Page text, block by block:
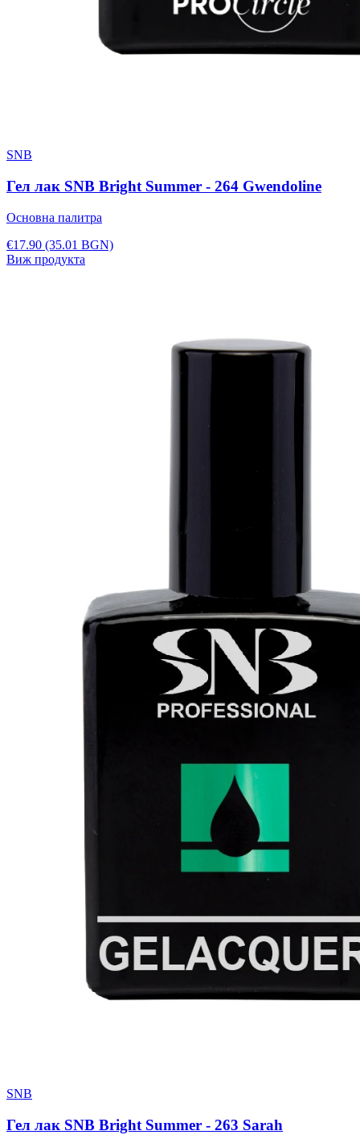
SNB
Гел лак SNB Bright Summer - 264 Gwendoline
Основна палитра
€17.90 (35.01 BGN)
Виж продукта
SNB
Гел лак SNB Bright Summer - 263 Sarah